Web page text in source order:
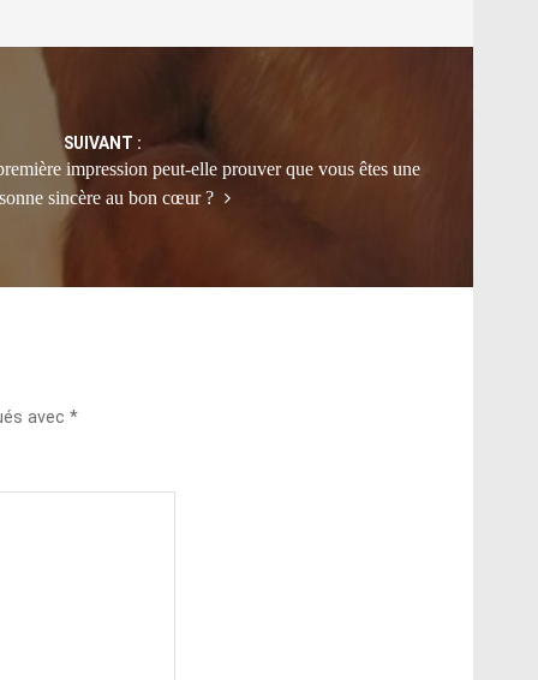
SUIVANT :
impression peut-elle prouver que vous êtes une
sincère au bon cœur ?
avec *